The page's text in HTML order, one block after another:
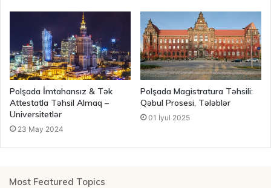
Polşada İmtahansız & Tək
Attestatla Təhsil Almaq –
Universitetlər
23 May 2024
Polşada Magistratura Təhsili:
Qəbul Prosesi, Tələblər
01 İyul 2025
Most Featured Topics